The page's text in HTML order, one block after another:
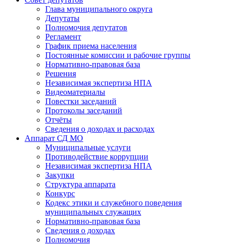
Глава муниципального округа
Депутаты
Полномочия депутатов
Регламент
График приема населения
Постоянные комиссии и рабочие группы
Нормативно-правовая база
Решения
Независимая экспертиза НПА
Видеоматериалы
Повестки заседаний
Протоколы заседаний
Отчёты
Сведения о доходах и расходах
Аппарат СД МО
Муниципальные услуги
Противодействие коррупции
Независимая экспертиза НПА
Закупки
Структура аппарата
Конкурс
Кодекс этики и служебного поведения
муниципальных служащих
Нормативно-правовая база
Сведения о доходах
Полномочия